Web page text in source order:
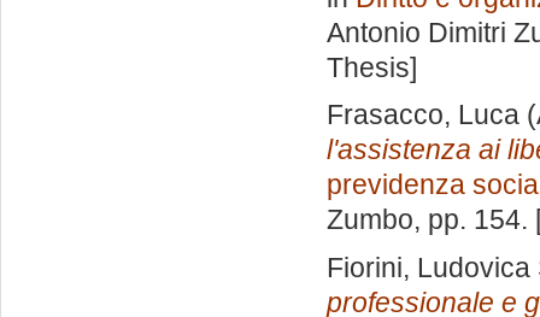
Antonio Dimitri
Thesis]
Frasacco, Luca
l'assistenza ai
previdenza
Zumbo, pp. 154.
Fiorini, Ludovica
professionale e